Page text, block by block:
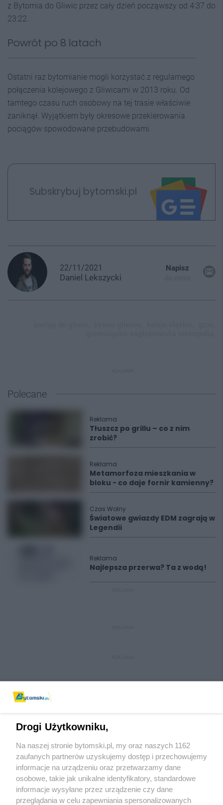
z Bytomia do Gliwic przez cały dzień począwszy od 4:37 do
23:22.
Powrót po 8 latach
Ostatni raz bytomianie mogli korzystać z regularnego
połączenia kolejowego z Gliwicami w 2013 roku. Od
tamtego czasu ruch osobowy na tej trasie właściwie
zaniknął. Wyjątkiem były okresowe przekierowania
pociągów spowodowane przebudowami.
Subskrybuj bytomski.pl
22/11/2021
Daniel Lekszycki
Napisz
Polecane
Reklama
Tłuszcz po grillu – co z nim
zrobić?
Reklama
Metamorfoza mieszkania w
bloku - co daje fornir kamienny?
Czas Wolny
Światowe gwiazdy EDM zagrają w
Legendii
Reklama
Najlepsza przerwa? Ta z wodą!
Wydawca mediów lokalnych
Drogi Użytkowniku,
Na naszej stronie bytomski.pl, my oraz naszych 1162
zaufanych partnerów uzyskujemy dostęp i przechowujemy
informacje na urządzeniu oraz przetwarzamy dane
osobowe, takie jak unikalne identyfikatory, standardowe
informacje wysyłane przez urządzenie czy dane
przeglądania w celu zapewniania spersonalizowanych